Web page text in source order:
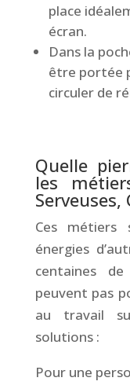
place
écran.
Dans la
être portée
circuler de
Quelle
les
Serveuses,
Ces métiers
énergies
centaines de
peuvent pas
au travail
solutions :
Pour une